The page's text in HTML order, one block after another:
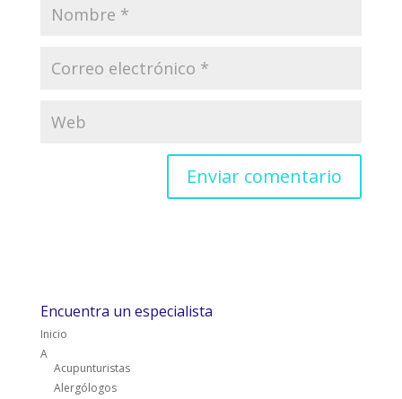
Encuentra un especialista
Inicio
A
Acupunturistas
Alergólogos